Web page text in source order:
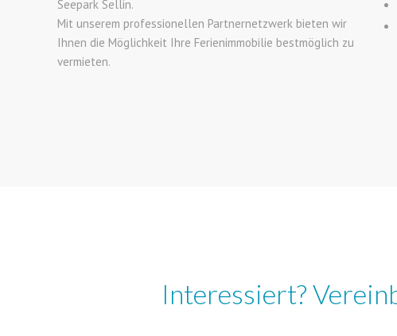
Seepark Sellin.
Mit unserem professionellen Partnernetzwerk bieten wir
Ihnen die Möglichkeit Ihre Ferienimmobilie bestmöglich zu
vermieten.
Interessiert?